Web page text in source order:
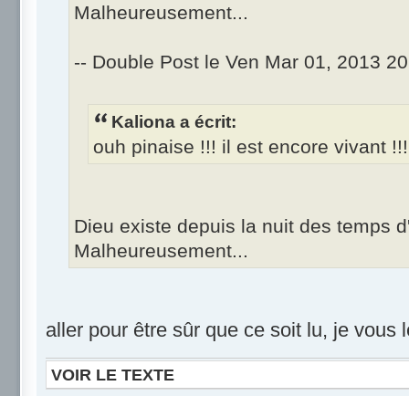
Malheureusement...
-- Double Post le Ven Mar 01, 2013
Kaliona a écrit:
ouh pinaise !!! il est encore vivant
Dieu existe depuis la nuit des temps
Malheureusement...
aller pour être sûr que ce soit lu, je vous
VOIR LE TEXTE